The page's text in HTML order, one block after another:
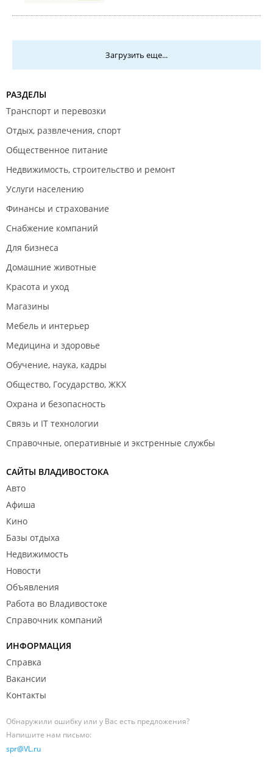
снегопадом. А на прошлой что было? Дома
Загрузить еще...
РАЗДЕЛЫ
Транспорт и перевозки
Отдых, развлечения, спорт
Общественное питание
Недвижимость, строительство и ремонт
Услуги населению
Финансы и страхование
Снабжение компаний
Для бизнеса
Домашние животные
Красота и уход
Магазины
Мебель и интерьер
Медицина и здоровье
Обучение, наука, кадры
Общество, Государство, ЖКХ
Охрана и безопасность
Связь и IT технологии
Справочные, оперативные и экстренные службы
САЙТЫ ВЛАДИВОСТОКА
Авто
Афиша
Кино
Базы отдыха
Недвижимость
Новости
Объявления
Работа во Владивостоке
Справочник компаний
ИНФОРМАЦИЯ
Справка
Вакансии
Контакты
Обнаружили ошибку или у Вас есть предложения?
Напишите нам письмо:
spr@VL.ru